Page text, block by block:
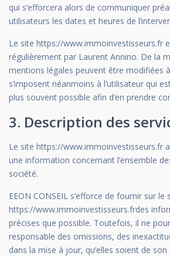
qui s’efforcera alors de communiquer
utilisateurs les dates et heures de
Le site https://www.immoinvestisseurs.fr
régulièrement par Laurent Annino. De la
mentions légales peuvent être modifiées
s’imposent néanmoins à l’utilisateur qui
plus souvent possible afin d’en prendre
3. Description des
Le site https://www.immoinvestisseurs.fr
une information concernant l’ensemble
société.
EEON CONSEIL s’efforce de fournir sur le
https://www.immoinvestisseurs.frdes
précises que possible. Toutefois, il ne
responsable des omissions, des
dans la mise à jour, qu’elles soient de